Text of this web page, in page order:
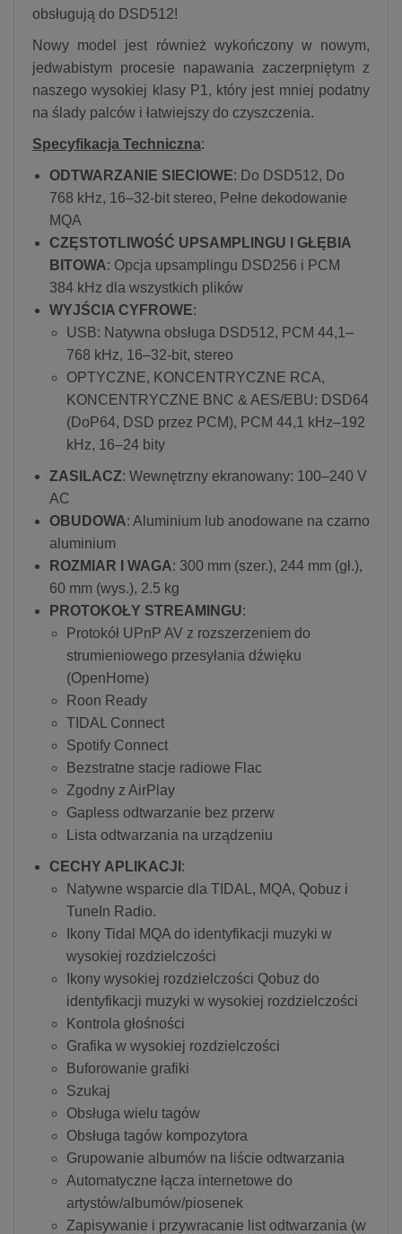
obsługują do DSD512!
Nowy model jest również wykończony w nowym,
jedwabistym procesie napawania zaczerpniętym z
naszego wysokiej klasy P1, który jest mniej podatny
na ślady palców i łatwiejszy do czyszczenia.
Specyfikacja Techniczna:
ODTWARZANIE SIECIOWE: Do DSD512, Do
768 kHz, 16–32-bit stereo, Pełne dekodowanie
MQA
CZĘSTOTLIWOŚĆ UPSAMPLINGU I GŁĘBIA
BITOWA: Opcja upsamplingu DSD256 i PCM
384 kHz dla wszystkich plików
WYJŚCIA CYFROWE:
USB: Natywna obsługa DSD512, PCM 44,1–
768 kHz, 16–32-bit, stereo
OPTYCZNE, KONCENTRYCZNE RCA,
KONCENTRYCZNE BNC & AES/EBU: DSD64
(DoP64, DSD przez PCM), PCM 44,1 kHz–192
kHz, 16–24 bity
ZASILACZ: Wewnętrzny ekranowany: 100–240 V
AC
OBUDOWA: Aluminium lub anodowane na czarno
aluminium
ROZMIAR I WAGA: 300 mm (szer.), 244 mm (gł.),
60 mm (wys.), 2.5 kg
PROTOKOŁY STREAMINGU:
Protokół UPnP AV z rozszerzeniem do
strumieniowego przesyłania dźwięku
(OpenHome)
Roon Ready
TIDAL Connect
Spotify Connect
Bezstratne stacje radiowe Flac
Zgodny z AirPlay
Gapless odtwarzanie bez przerw
Lista odtwarzania na urządzeniu
CECHY APLIKACJI :
Natywne wsparcie dla TIDAL, MQA, Qobuz i
TuneIn Radio.
Ikony Tidal MQA do identyfikacji muzyki w
wysokiej rozdzielczości
Ikony wysokiej rozdzielczości Qobuz do
identyfikacji muzyki w wysokiej rozdzielczości
Kontrola głośności
Grafika w wysokiej rozdzielczości
Buforowanie grafiki
Szukaj
Obsługa wielu tagów
Obsługa tagów kompozytora
Grupowanie albumów na liście odtwarzania
Automatyczne łącza internetowe do
artystów/albumów/piosenek
Zapisywanie i przywracanie list odtwarzania (w